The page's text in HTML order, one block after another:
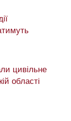
цивільне
області